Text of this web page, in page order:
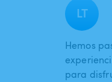
LT
Hemos
para